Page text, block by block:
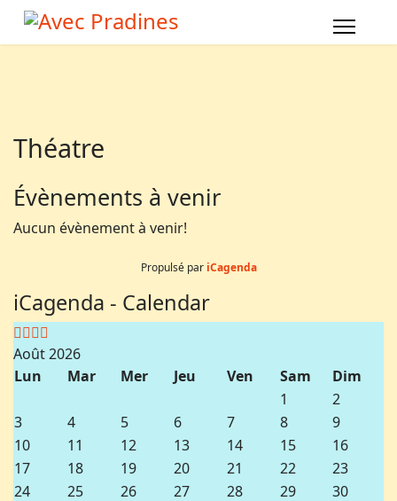
Théatre
Évènements à venir
Aucun évènement à venir!
Propulsé par iCagenda
iCagenda - Calendar
précédente
précédent
suivante
suivant
Août 2026
Lun
Mar Mer Jeu Ven Sam
Dim
1
2
3
4 5 6 7 8
9
10
11 12 13 14 15
16
17
18 19 20 21 22
23
24
25 26 27 28 29
30